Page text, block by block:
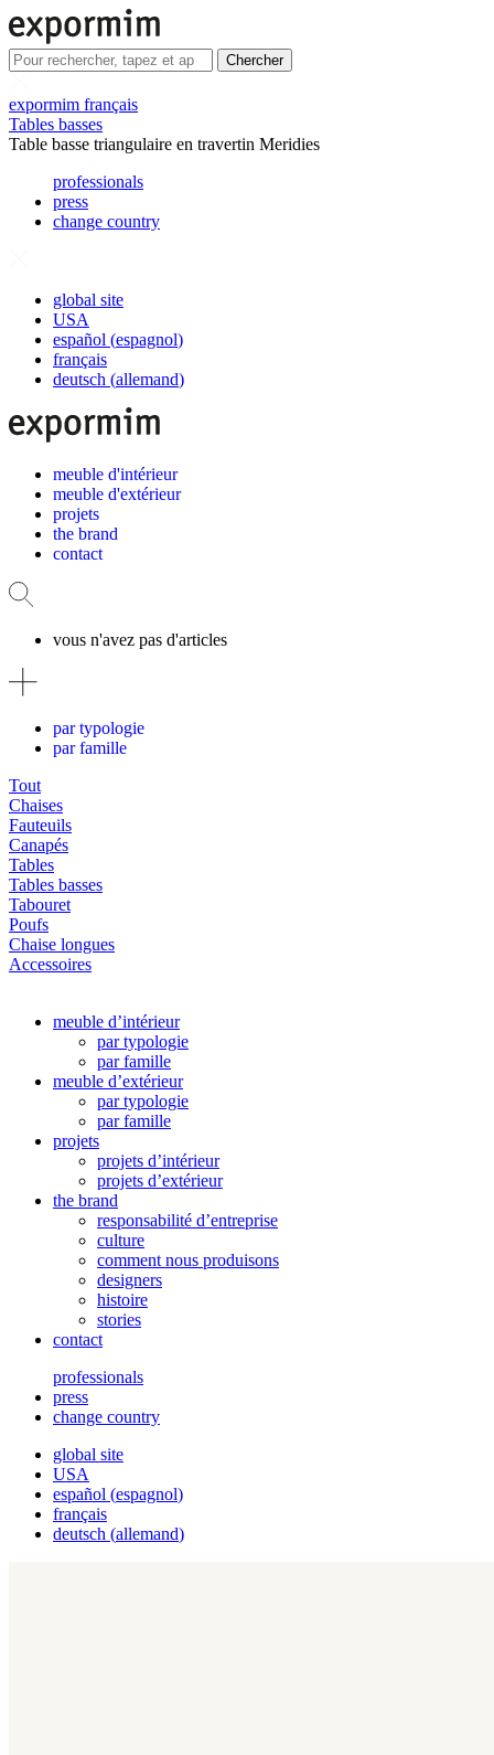
Chercher
expormim français
Tables basses
Table basse triangulaire en travertin Meridies
professionals
press
change country
global site
USA
español (espagnol)
français
deutsch (allemand)
meuble d'intérieur
meuble d'extérieur
projets
the brand
contact
vous n'avez pas d'articles
par typologie
par famille
Tout
Chaises
Fauteuils
Canapés
Tables
Tables basses
Tabouret
Poufs
Chaise longues
Accessoires
meuble d’intérieur
par typologie
par famille
meuble d’extérieur
par typologie
par famille
projets
projets d’intérieur
projets d’extérieur
the brand
responsabilité d’entreprise
culture
comment nous produisons
designers
histoire
stories
contact
professionals
press
change country
global site
USA
español (espagnol)
français
deutsch (allemand)